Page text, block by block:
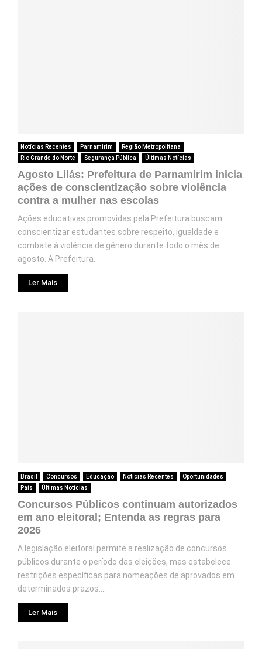
Notícias Recentes Parnamirim
Região Metropolitana
Rio Grande do Norte
Segurança Pública Últimas Notícias
Agosto Lilás: Prefeitura de Parnamirim inicia
ações de conscientização sobre violência
contra a mulher nas escolas
Ações educativas promovidas pela Prefeitura buscam
conscientizar estudantes sobre respeito, igualdade e
combate à violência de gênero durante todo o mês de
agosto. A Prefeitura...
Ler Mais
Brasil Concursos Educação Notícias Recentes
Oportunidades
País
Últimas Notícias
Concursos Públicos continuam autorizados
em ano eleitoral; Entenda as regras para
2026
A legislação eleitoral permite a realização de concursos
públicos durante o período das eleições, mas estabelece
restrições específicas para nomeações de aprovados em
determinados prazos....
Ler Mais